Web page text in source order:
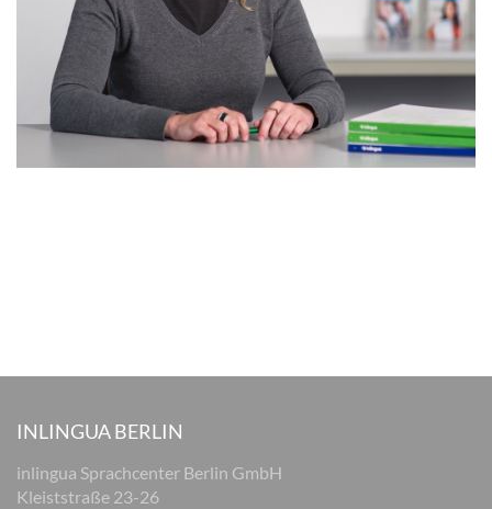
INLINGUA BERLIN
inlingua Sprachcenter Berlin GmbH
Kleiststraße 23-26